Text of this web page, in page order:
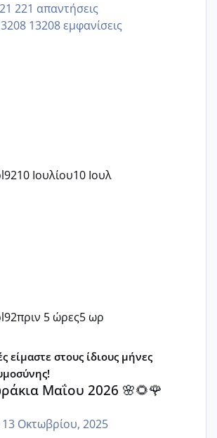
221 απαντήσεις
13208 εμφανίσεις
10 Ιουλίου10 Ιουλ
πριν 5 ώρες5 ωρ
🌸🌻🌹
είμαστε στους ίδιους μήνες
Μαΐου 2026 🌸🌻🌹
13 Οκτωβρίου, 2025